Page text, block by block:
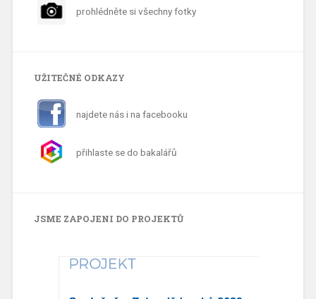
prohlédněte si všechny fotky
UŽITEČNÉ ODKAZY
najdete nás i na facebooku
přihlaste se do bakalářů
JSME ZAPOJENI DO PROJEKTŮ